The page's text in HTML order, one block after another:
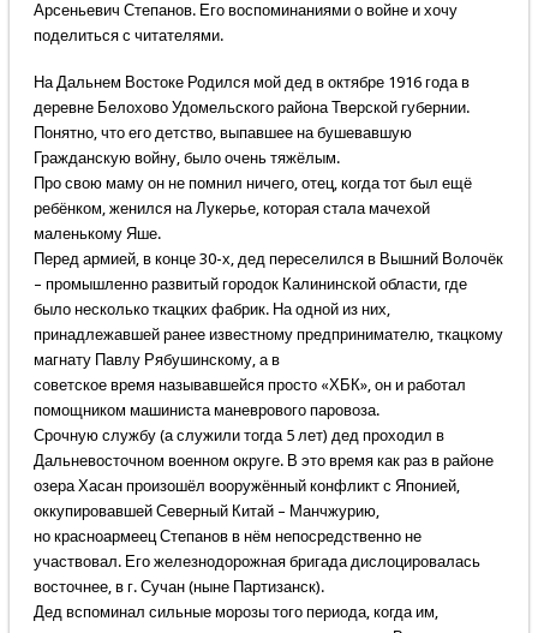
Арсеньевич Степанов. Его воспоминаниями о войне и хочу
поделиться с читателями.
На Дальнем Востоке Родился мой дед в октябре 1916 года в
деревне Белохово Удомельского района Тверской губернии.
Понятно, что его детство, выпавшее на бушевавшую
Гражданскую войну, было очень тяжёлым.
Про свою маму он не помнил ничего, отец, когда тот был ещё
ребёнком, женился на Лукерье, которая стала мачехой
маленькому Яше.
Перед армией, в конце 30-х, дед переселился в Вышний Волочёк
– промышленно развитый городок Калининской области, где
было несколько ткацких фабрик. На одной из них,
принадлежавшей ранее известному предпринимателю, ткацкому
магнату Павлу Рябушинскому, а в
советское время называвшейся просто «ХБК», он и работал
помощником машиниста маневрового паровоза.
Срочную службу (а служили тогда 5 лет) дед проходил в
Дальневосточном военном округе. В это время как раз в районе
озера Хасан произошёл вооружённый конфликт с Японией,
оккупировавшей Северный Китай – Манчжурию,
но красноармеец Степанов в нём непосредственно не
участвовал. Его железнодорожная бригада дислоцировалась
восточнее, в г. Сучан (ныне Партизанск).
Дед вспоминал сильные морозы того периода, когда им,